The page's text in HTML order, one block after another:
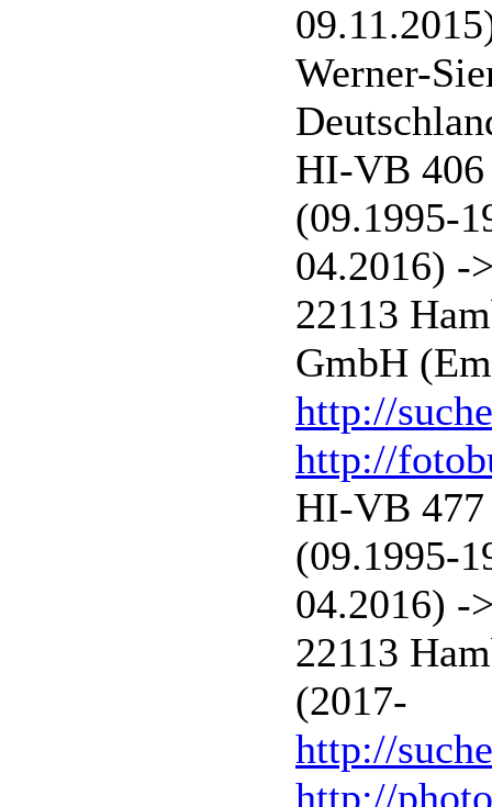
Werner-
HI-VB 406
(09.1995-
04.2016) -
22113
GmbH
http://
http://
HI-VB 477
(09.1995-
04.2016) -
22113
(2017-
http://
http://